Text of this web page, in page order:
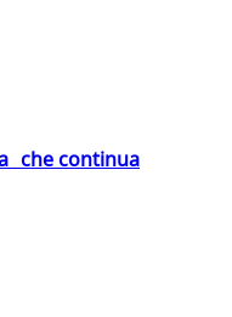
che continua